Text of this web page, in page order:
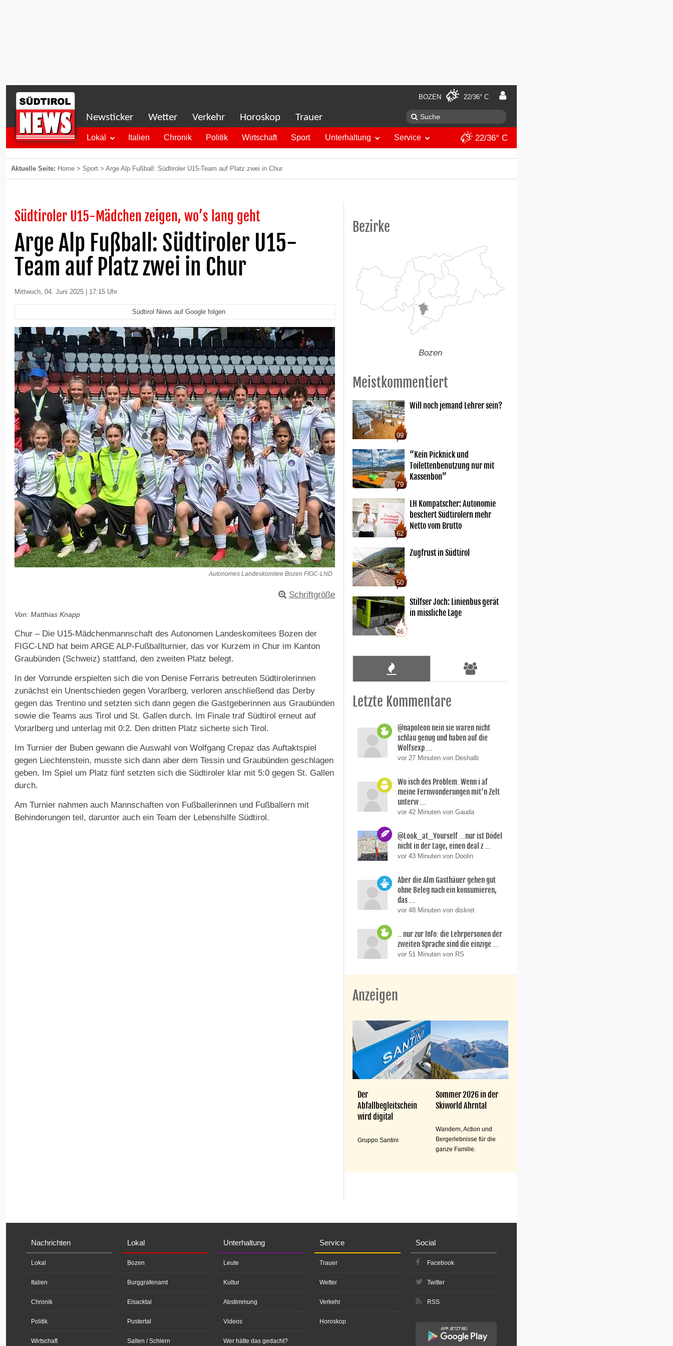
BOZEN 22/36° C
Newsticker Wetter Verkehr Horoskop Trauer
Lokal Italien Chronik Politik Wirtschaft Sport Unterhaltung Service 22/36° C
Aktuelle Seite: Home > Sport > Arge Alp Fußball: Südtiroler U15-Team auf Platz zwei in Chur
Südtiroler U15-Mädchen zeigen, wo’s lang geht
Arge Alp Fußball: Südtiroler U15-
Team auf Platz zwei in Chur
Mittwoch, 04. Juni 2025 | 17:15 Uhr
Südtirol News auf Google folgen
Autonomes Landeskomitee Bozen FIGC-LND
Schriftgröße
Von: Matthias Knapp
Chur – Die U15-Mädchenmannschaft des Autonomen Landeskomitees Bozen der
FIGC-LND hat beim ARGE ALP-Fußballturnier, das vor Kurzem in Chur im Kanton
Graubünden (Schweiz) stattfand, den zweiten Platz belegt.
In der Vorrunde erspielten sich die von Denise Ferraris betreuten Südtirolerinnen
zunächst ein Unentschieden gegen Vorarlberg, verloren anschließend das Derby
gegen das Trentino und setzten sich dann gegen die Gastgeberinnen aus Graubünden
sowie die Teams aus Tirol und St. Gallen durch. Im Finale traf Südtirol erneut auf
Vorarlberg und unterlag mit 0:2. Den dritten Platz sicherte sich Tirol.
Im Turnier der Buben gewann die Auswahl von Wolfgang Crepaz das Auftaktspiel
gegen Liechtenstein, musste sich dann aber dem Tessin und Graubünden geschlagen
geben. Im Spiel um Platz fünf setzten sich die Südtiroler klar mit 5:0 gegen St. Gallen
durch.
Am Turnier nahmen auch Mannschaften von Fußballerinnen und Fußballern mit
Behinderungen teil, darunter auch ein Team der Lebenshilfe Südtirol.
Bezirke
Bozen
Meistkommentiert
99
Will noch jemand Lehrer sein?
79
“Kein Picknick und
Toilettenbenutzung nur mit
Kassenbon”
62
LH Kompatscher: Autonomie
beschert Südtirolern mehr
Netto vom Brutto
50
Zugfrust in Südtirol
46
Stilfser Joch: Linienbus gerät
in missliche Lage
Letzte Kommentare
@napoleon nein sie waren nicht
schlau genug und haben auf die
Wolfsexp ...
vor 27 Minuten von Deshalb
Wo isch des Problem. Wenn i af
meine Fernwonderungen mit'n Zelt
unterw ...
vor 42 Minuten von Gauda
@Look_at_Yourself ...nur ist Dödel
nicht in der Lage, einen deal z ...
vor 43 Minuten von Doolin
Aber die Alm Gasthäuer gehen gut
ohne Beleg nach ein konsumieren,
das ...
vor 48 Minuten von diskret
.. nur zur Info: die Lehrpersonen der
zweiten Sprache sind die einzige ...
vor 51 Minuten von RS
Anzeigen
Der
Abfallbegleitschein
wird digital
Gruppo Santini
Sommer 2026 in der
Skiworld Ahrntal
Wandern, Action und
Bergerlebnisse für die
ganze Familie.
Nachrichten
Lokal
Italien
Chronik
Politik
Wirtschaft
Lokal
Bozen
Burggrafenamt
Eisacktal
Pustertal
Salten / Schlern
Unterhaltung
Leute
Kultur
Abstimmung
Videos
Wer hätte das gedacht?
Service
Trauer
Wetter
Verkehr
Horoskop
Social
Facebook
Twitter
RSS